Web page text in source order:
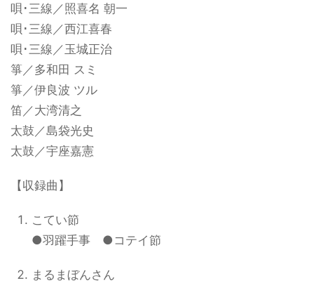
唄･三線／照喜名 朝一
唄･三線／西江喜春
唄･三線／玉城正治
箏／多和田 スミ
箏／伊良波 ツル
笛／大湾清之
太鼓／島袋光史
太鼓／宇座嘉憲
【収録曲】
こてい節
●羽躍手事 ●コテイ節
まるまぼんさん